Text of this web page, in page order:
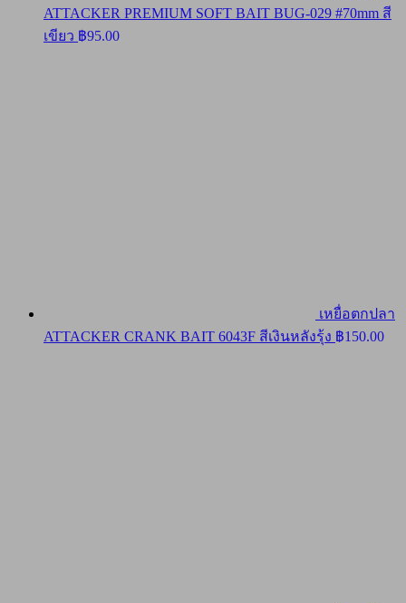
ATTACKER PREMIUM SOFT BAIT BUG-029 #70mm สี
เขียว ฿95.00
เหยื่อตกปลา
ATTACKER CRANK BAIT 6043F สีเงินหลังรุ้ง ฿150.00